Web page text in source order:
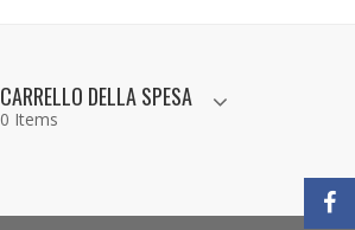
CARRELLO DELLA SPESA
0 Items